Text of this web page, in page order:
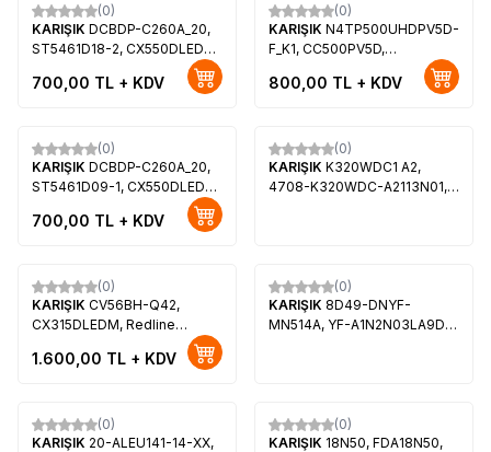
(0)
KARIŞIK DCBDP-C260A_20,
ST5461D18-2, CX550DLEDM,
Dijitsu 55DS9800, Skytech
55ST1104
700,00 TL + KDV
(0)
KARIŞIK N4TP500UHDPV5D-
F_K1, CC500PV5D,
CC500PV1D, T-Con Board
800,00 TL + KDV
(0)
KARIŞIK DCBDP-C260A_20,
ST5461D09-1, CX550DLEDM,
700,00 TL + KDV
(0)
KARIŞIK K320WDC1 A2,
4708-K320WDC-A2113N01,
(0)
KARIŞIK CV56BH-Q42,
CX315DLEDM, Redline
32EX5532, SUNGATE SG-
3201
1.600,00 TL + KDV
(0)
KARIŞIK 8D49-DNYF-
MN514A, YF-A1N2N03LA9D-
LED50S52T2SU
(0)
KARIŞIK 20-ALEU141-14-XX,
(0)
KARIŞIK 18N50, FDA18N50,